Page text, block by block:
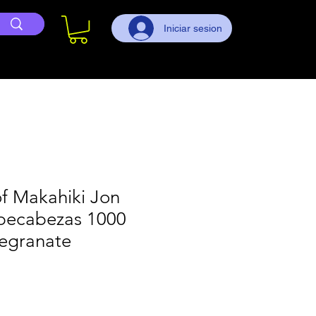
Iniciar sesion
Makahiki Jon
1000